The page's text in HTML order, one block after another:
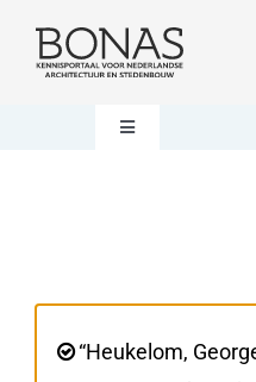
naar
Berichten
Steun BONAS
Toggle
Winkelwagen“Heukelom,